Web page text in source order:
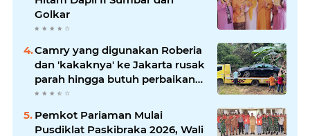
Golkar
Camry yang digunakan Roberia
dan 'kakaknya' ke Jakarta rusak
parah hingga butuh perbaikan
200 juta
Pemkot Pariaman Mulai
Pusdiklat Paskibraka 2026, Wali